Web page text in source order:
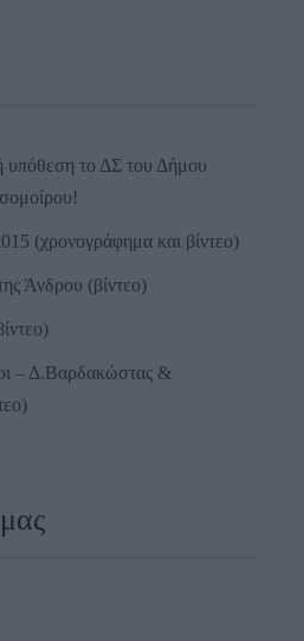
το ΔΣ του Δήμου
(χρονογράφημα και βίντεο)
Άνδρου (βίντεο)
– Δ.Βαρδακώστας &